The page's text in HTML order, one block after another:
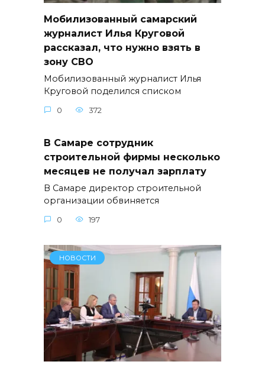
Мобилизованный самарский
журналист Илья Круговой
рассказал, что нужно взять в
зону СВО
Мобилизованный журналист Илья
Круговой поделился списком
0 372
В Самаре сотрудник
строительной фирмы несколько
месяцев не получал зарплату
В Самаре директор строительной
организации обвиняется
0 197
НОВОСТИ